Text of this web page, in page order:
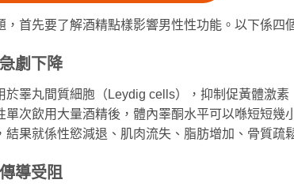
，首先要了解酒精點樣影響男性性功能。以下係四
劇下降
於睪丸間質細胞（Leydig cells），抑制促黃體激
單次飲用大量酒精後，體內睪酮水平可以喺短短幾
結果就係性慾減退、肌肉流失、脂肪增加、骨質疏
導受阻